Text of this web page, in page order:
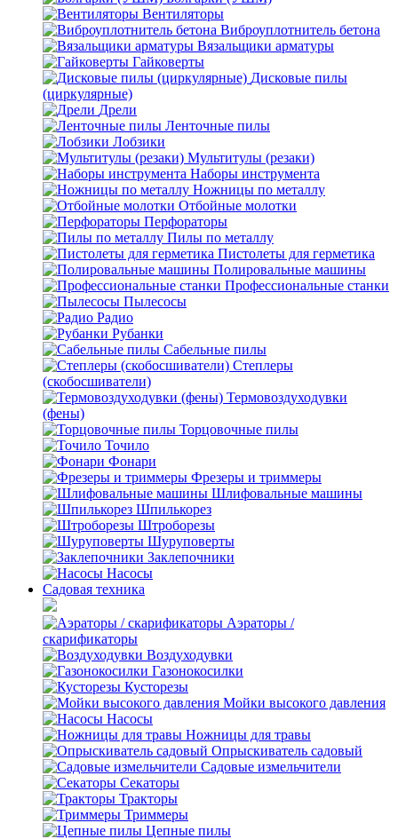
Вентиляторы
Виброуплотнитель бетона
Вязальщики арматуры
Гайковерты
Дисковые пилы
(циркулярные)
Дрели
Ленточные пилы
Лобзики
Мультитулы (резаки)
Наборы инструмента
Ножницы по металлу
Отбойные молотки
Перфораторы
Пилы по металлу
Пистолеты для герметика
Полировальные машины
Профессиональные станки
Пылесосы
Радио
Рубанки
Сабельные пилы
Степлеры
(скобосшиватели)
Термовоздуходувки
(фены)
Торцовочные пилы
Точило
Фонари
Фрезеры и триммеры
Шлифовальные машины
Шпилькорез
Штроборезы
Шуруповерты
Заклепочники
Насосы
Садовая техника
Аэраторы /
скарификаторы
Воздуходувки
Газонокосилки
Кусторезы
Мойки высокого давления
Насосы
Ножницы для травы
Опрыскиватель садовый
Садовые измельчители
Секаторы
Тракторы
Триммеры
Цепные пилы